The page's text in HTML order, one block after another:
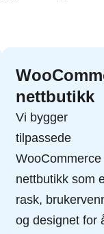
nettbutikk
Vi bygger
tilpassede
WooCommerce
nettbutikk som
rask,
og designet for